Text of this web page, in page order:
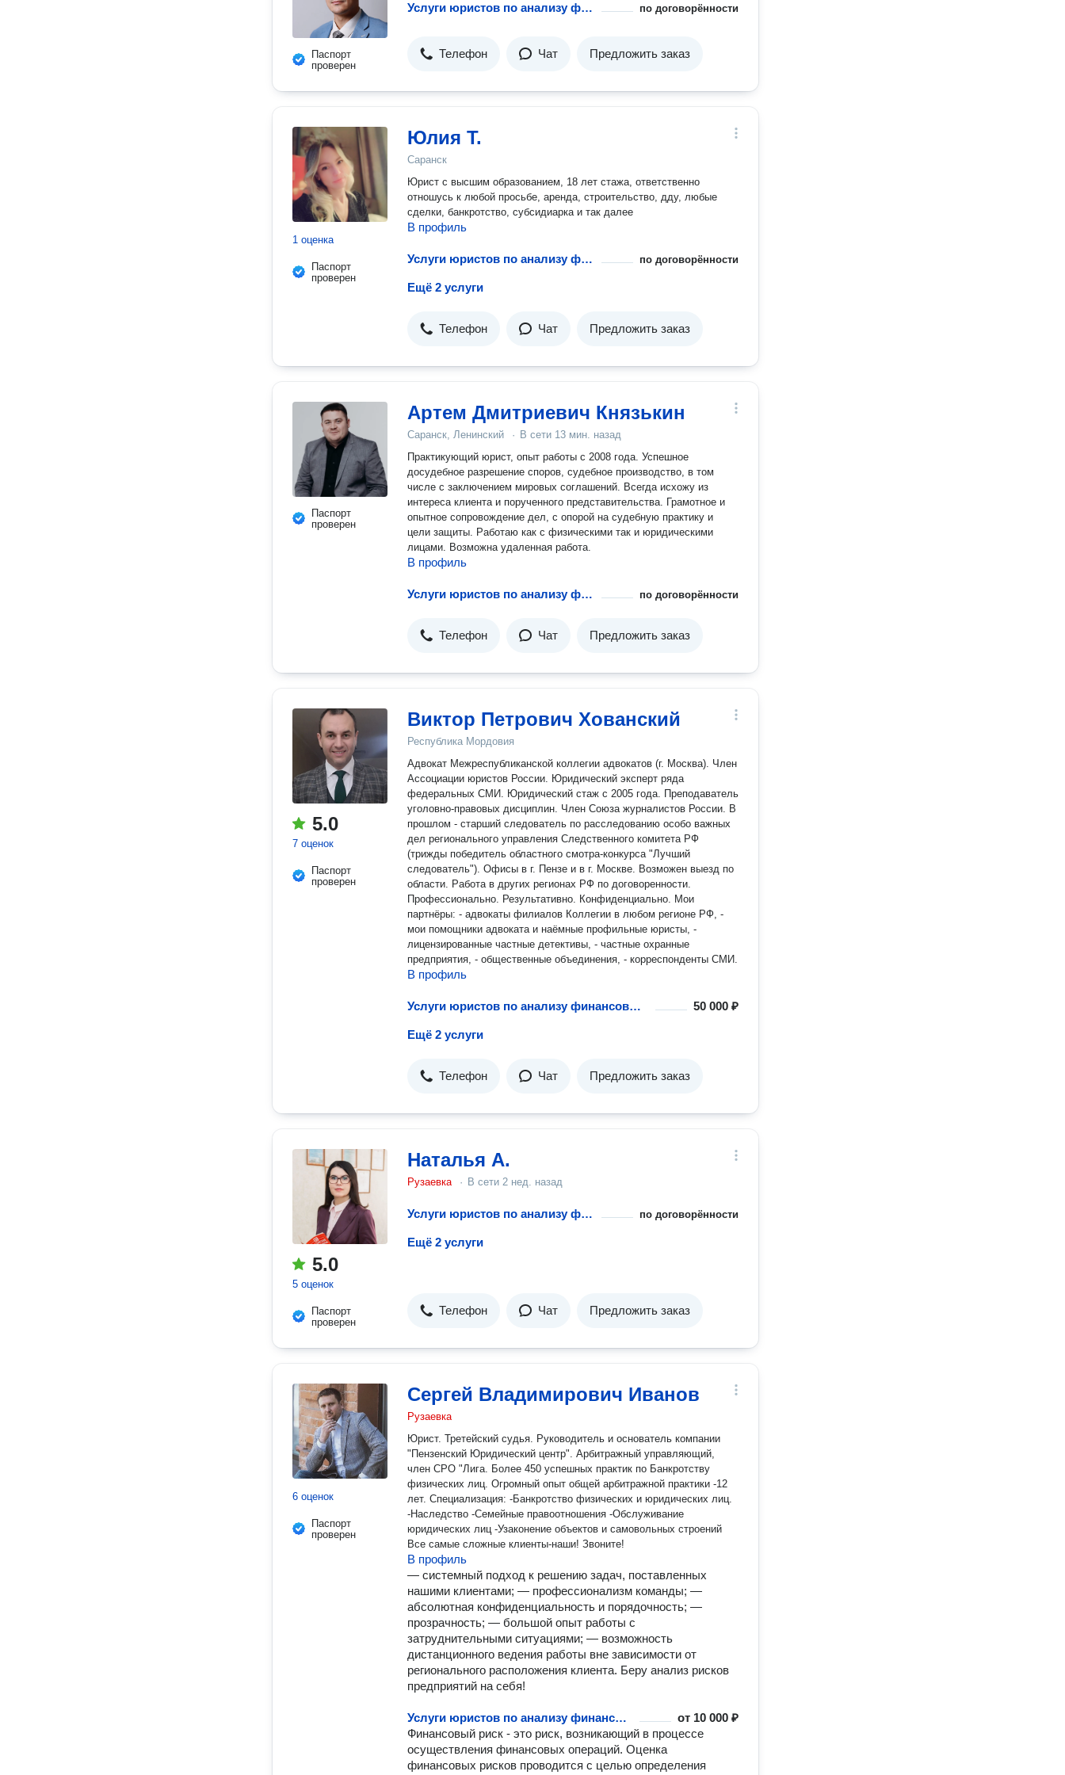
категорий юридических лиц, банкротстве физических лиц -
правового поля; также помогу оспорить сделку в банкротстве по
специальным банкротным основаниям или по общим основаниям ГК
банкротства физических лиц и банкротства обществ с ограниченной
Паспорт
проверен
Услуги юристов по анализу финансовых рисков предприятий по договорённости
Телефон Чат Предложить заказ
1 оценка
Паспорт
проверен
Юлия Т.
Саранск
Юрист с высшим образованием, 18 лет стажа, ответственно
отношусь к любой просьбе, аренда, строительство, дду, любые
сделки, банкротство, субсидиарка и так далее
В профиль
Услуги юристов по анализу финансовых рисков предприятий по договорённости
Ещё 2 услуги
Телефон Чат Предложить заказ
Паспорт
проверен
Артем Дмитриевич Князькин
Саранск, Ленинский · В сети 13 мин. назад
Практикующий юрист, опыт работы с 2008 года. Успешное
досудебное разрешение споров, судебное производство, в том
числе с заключением мировых соглашений. Всегда исхожу из
интереса клиента и порученного представительства. Грамотное и
опытное сопровождение дел, с опорой на судебную практику и
цели защиты. Работаю как с физическими так и юридическими
лицами. Возможна удаленная работа.
В профиль
Услуги юристов по анализу финансовых рисков предприятий по договорённости
Телефон Чат Предложить заказ
5.0
7 оценок
Паспорт
проверен
Виктор Петрович Хованский
Республика Мордовия
Адвокат Межреспубликанской коллегии адвокатов (г. Москва). Член
Ассоциации юристов России. Юридический эксперт ряда
федеральных СМИ. Юридический стаж с 2005 года. Преподаватель
уголовно-правовых дисциплин. Член Союза журналистов России. В
прошлом - старший следователь по расследованию особо важных
дел регионального управления Следственного комитета РФ
(трижды победитель областного смотра-конкурса "Лучший
следователь"). Офисы в г. Пензе и в г. Москве. Возможен выезд по
области. Работа в других регионах РФ по договоренности.
Профессионально. Результативно. Конфиденциально. Мои
партнёры: - адвокаты филиалов Коллегии в любом регионе РФ, -
мои помощники адвоката и наёмные профильные юристы, -
лицензированные частные детективы, - частные охранные
предприятия, - общественные объединения, - корреспонденты СМИ.
В профиль
Услуги юристов по анализу финансовых рисков предприятий 50 000 ₽
Ещё 2 услуги
Телефон Чат Предложить заказ
5.0
5 оценок
Паспорт
проверен
Наталья А.
Рузаевка · В сети 2 нед. назад
Услуги юристов по анализу финансовых рисков предприятий по договорённости
Ещё 2 услуги
Телефон Чат Предложить заказ
6 оценок
Паспорт
проверен
Сергей Владимирович Иванов
Рузаевка
Юрист. Третейский судья. Руководитель и основатель компании
"Пензенский Юридический центр". Арбитражный управляющий,
член СРО "Лига. Более 450 успешных практик по Банкротству
физических лиц. Огромный опыт общей арбитражной практики -12
лет. Специализация: -Банкротство физических и юридических лиц.
-Наследство -Семейные правоотношения -Обслуживание
юридических лиц -Узаконение объектов и самовольных строений
Все самые сложные клиенты-наши! Звоните!
В профиль
— системный подход к решению задач, поставленных
нашими клиентами; — профессионализм команды; —
абсолютная конфиденциальность и порядочность; —
прозрачность; — большой опыт работы с
затруднительными ситуациями; — возможность
дистанционного ведения работы вне зависимости от
регионального расположения клиента. Беру анализ рисков
предприятий на себя!
Услуги юристов по анализу финансовых рисков предприятий от 10 000 ₽
Финансовый риск - это риск, возникающий в процессе
осуществления финансовых операций. Оценка
финансовых рисков проводится с целью определения